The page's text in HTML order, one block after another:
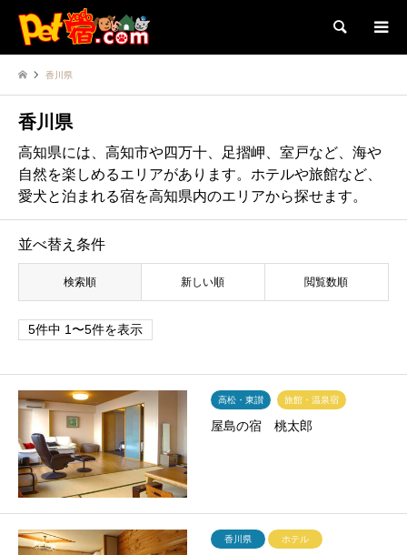
検索
香川県
香川県
高知県には、高知市や四万十、足摺岬、室戸など、海や
自然を楽しめるエリアがあります。ホテルや旅館など、
愛犬と泊まれる宿を高知県内のエリアから探せます。
並べ替え条件
検索順 新しい順 閲覧数順
5件中 1〜5件を表示
高松・東讃 旅館・温泉宿
屋島の宿 桃太郎
香川県 ホテル